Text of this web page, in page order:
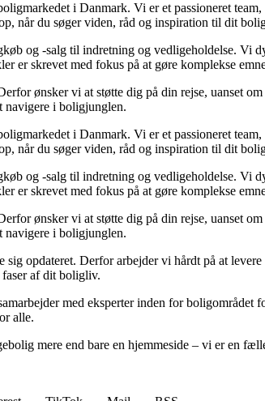
i Danmark. Vi er et passioneret
når du søger viden, råd og inspiration til dit
og -salg til indretning og vedligeholdelse. Vi
er skrevet med fokus på at gøre komplekse
ønsker vi at støtte dig på din rejse, uanset
navigere i boligjunglen.
i Danmark. Vi er et passioneret
når du søger viden, råd og inspiration til dit
og -salg til indretning og vedligeholdelse. Vi
er skrevet med fokus på at gøre komplekse
ønsker vi at støtte dig på din rejse, uanset
navigere i boligjunglen.
opdateret. Derfor arbejder vi hårdt på at
af dit boligliv.
med eksperter inden for
alle.
mere end bare en hjemmeside – vi er en